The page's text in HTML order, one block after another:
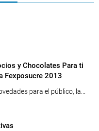
y Chocolates Para ti
Fexposucre 2013
para el público, la...